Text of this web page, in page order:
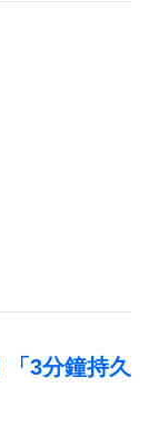
3分鐘持久